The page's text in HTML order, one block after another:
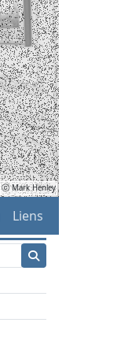
ⓒ Mark Henley
Liens